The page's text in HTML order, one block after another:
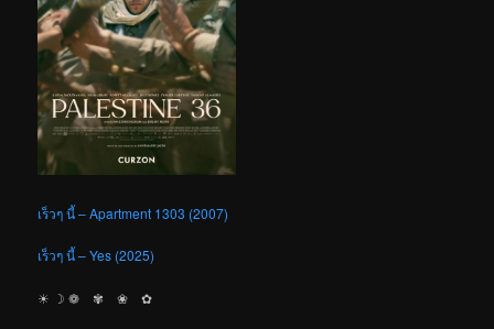
เร็วๆ นี้ – Apartment 1303 (2007)
เร็วๆ นี้ – Yes (2025)
☀︎ ☽ ❁ ✾ ❀ ✿